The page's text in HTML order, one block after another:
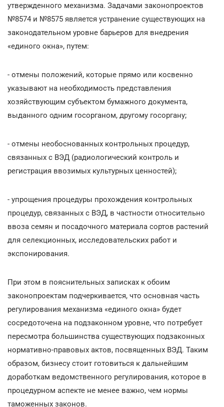
утвержденного механизма. Задачами законопроектов
№8574 и №8575 является устранение существующих на
законодательном уровне барьеров для внедрения
«единого окна», путем:
- отмены положений, которые прямо или косвенно
указывают на необходимость представления
хозяйствующим субъектом бумажного документа,
выданного одним госорганом, другому госоргану;
- отмены необоснованных контрольных процедур,
связанных с ВЭД (радиологический контроль и
регистрация ввозимых культурных ценностей);
- упрощения процедуры прохождения контрольных
процедур, связанных с ВЭД, в частности относительно
ввоза семян и посадочного материала сортов растений
для селекционных, исследовательских работ и
экспонирования.
При этом в пояснительных записках к обоим
законопроектам подчеркивается, что основная часть
регулирования механизма «единого окна» будет
сосредоточена на подзаконном уровне, что потребует
пересмотра большинства существующих подзаконных
нормативно-правовых актов, посвященных ВЭД. Таким
образом, бизнесу стоит готовиться к дальнейшим
доработкам ведомственного регулирования, которое в
процедурном аспекте не менее важно, чем нормы
таможенных законов.